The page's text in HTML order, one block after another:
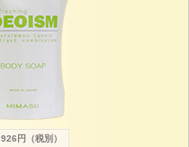
926円（税別）